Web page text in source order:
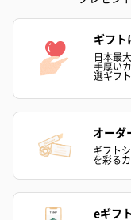
ギフト
日本最
手厚い
選ギフ
オーダ
ギフト
を彩る
eギフト